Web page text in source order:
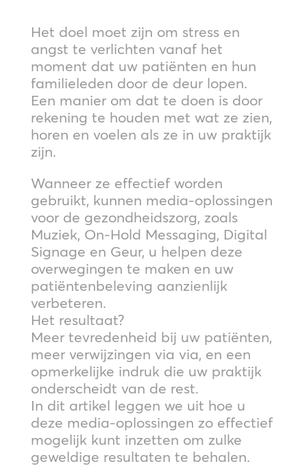
Het doel moet zijn om stress en
angst te verlichten vanaf het
moment dat uw patiënten en hun
familieleden door de deur lopen.
Een manier om dat te doen is door
rekening te houden met wat ze zien,
horen en voelen als ze in uw praktijk
zijn.
Wanneer ze effectief worden
gebruikt, kunnen media-oplossingen
voor de gezondheidszorg, zoals
Muziek, On-Hold Messaging, Digital
Signage en Geur, u helpen deze
overwegingen te maken en uw
patiëntenbeleving aanzienlijk
verbeteren.
Het resultaat?
Meer tevredenheid bij uw patiënten,
meer verwijzingen via via, en een
opmerkelijke indruk die uw praktijk
onderscheidt van de rest.
In dit artikel leggen we uit hoe u
deze media-oplossingen zo effectief
mogelijk kunt inzetten om zulke
geweldige resultaten te behalen.